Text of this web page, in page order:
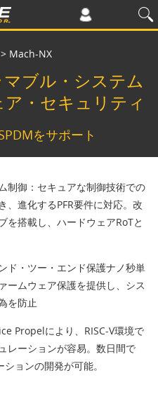
> Mach-NX
ブル・システム
・セキュリティ
をサポート
制御 ：セキュアな制御技術での
、進化するPFR要件に対応。改
を搭載し、ハードウェアRoTと
ド・ツー・エンド保護ナノ秒単
ームウェア保護を提供し、シス
を防止
Propelにより、RISC-V環境で
レーションが容易。数日間で
ョンの開発が可能。